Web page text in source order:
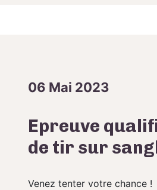
06 Mai 2023
Epreuve
de tir sur
Venez tenter votre chance !